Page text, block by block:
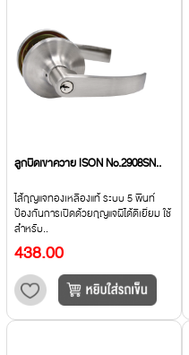
ลูกบิดเขาควาย ISON No.2908SN..
ไส้กุญแจทองเหลืองแท้ ระบบ 5 พินท์
ป้องกันการเปิดด้วยกุญแจผีได้ดีเยี่ยม ใช้
สำหรับ..
438.00